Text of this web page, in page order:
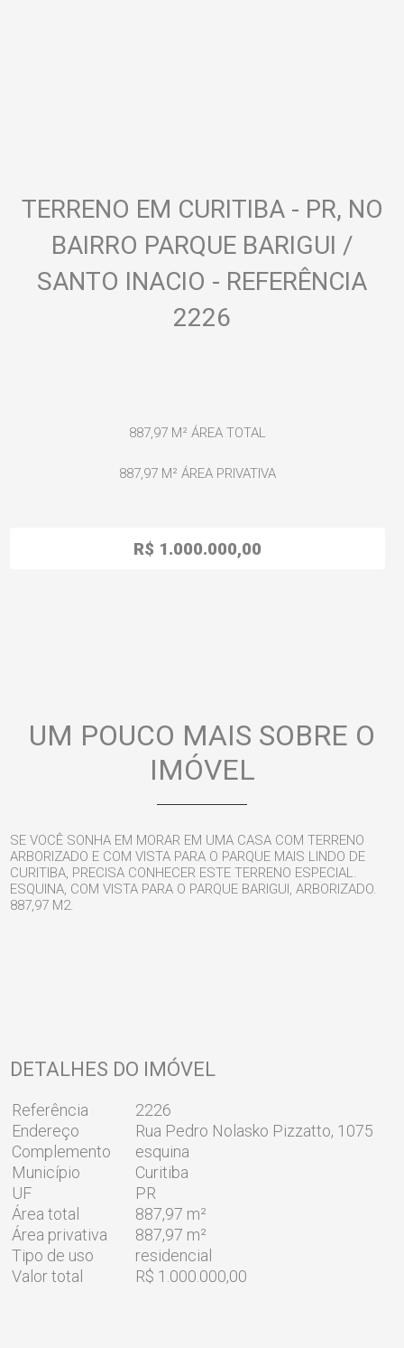
TERRENO EM CURITIBA - PR, NO
BAIRRO PARQUE BARIGUI /
SANTO INACIO - REFERÊNCIA
2226
887,97 M² ÁREA TOTAL
887,97 M² ÁREA PRIVATIVA
R$ 1.000.000,00
UM POUCO MAIS SOBRE O
IMÓVEL
SE VOCÊ SONHA EM MORAR EM UMA CASA COM TERRENO
ARBORIZADO E COM VISTA PARA O PARQUE MAIS LINDO DE
CURITIBA, PRECISA CONHECER ESTE TERRENO ESPECIAL.
ESQUINA, COM VISTA PARA O PARQUE BARIGUI, ARBORIZADO.
887,97 M2.
DETALHES DO IMÓVEL
Referência
2226
Endereço
Rua Pedro Nolasko Pizzatto, 1075
Complemento
esquina
Município
Curitiba
UF
PR
Área total
887,97 m²
Área privativa
887,97 m²
Tipo de uso
residencial
Valor total
R$ 1.000.000,00